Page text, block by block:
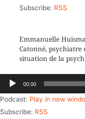
Subscribe: RSS
Emmanuelle
Catonné, psychiatre
situation de la
Lecteur
00:00
Podcast: Play in new
Subscribe: RSS